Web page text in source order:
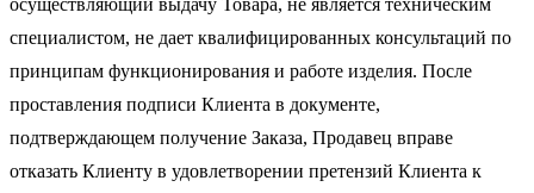
осуществляющий выдачу Товара, не является техническим
специалистом, не дает квалифицированных консультаций по
принципам функционирования и работе изделия. После
проставления подписи Клиента в документе,
подтверждающем получение Заказа, Продавец вправе
отказать Клиенту в удовлетворении претензий Клиента к